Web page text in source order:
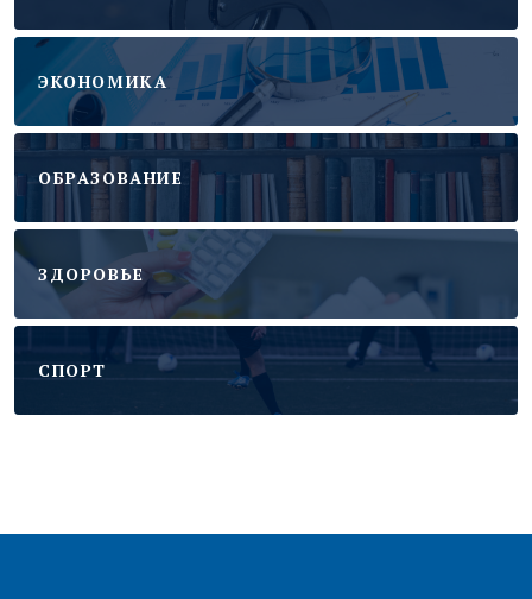
ЭКОНОМИКА
ОБРАЗОВАНИЕ
ЗДОРОВЬЕ
CПОРТ